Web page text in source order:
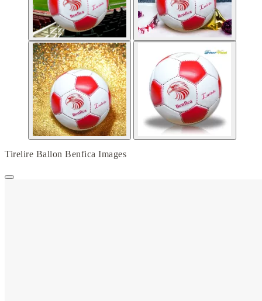
Tirelire Ballon Benfica Images